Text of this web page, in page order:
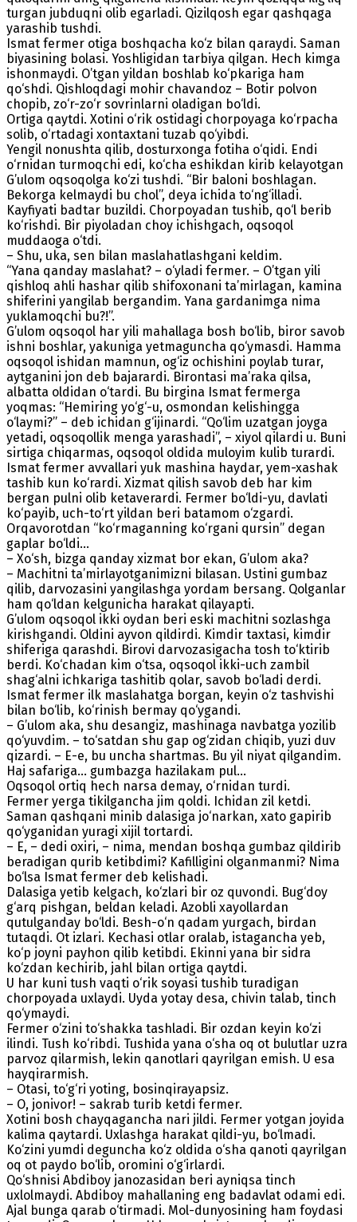
turgan jubduqni olib egarladi. Qizilqosh egar qashqaga
yarashib tushdi.
Ismat fermer otiga boshqacha ko‘z bilan qaraydi. Saman
biyasining bolasi. Yoshligidan tarbiya qilgan. Hech kimga
ishonmaydi. O’tgan yildan boshlab ko‘pkariga ham
qo‘shdi. Qishloqdagi mohir chavandoz – Botir polvon
chopib, zo‘r-zo‘r sovrinlarni oladigan bo‘ldi.
Ortiga qaytdi. Xotini o‘rik ostidagi chorpoyaga ko‘rpacha
solib, o‘rtadagi xontaxtani tuzab qo‘yibdi.
Yengil nonushta qilib, dosturxonga fotiha o‘qidi. Endi
o‘rnidan turmoqchi edi, ko‘cha eshikdan kirib kelayotgan
G’ulom oqsoqolga ko‘zi tushdi. “Bir baloni boshlagan.
Bekorga kelmaydi bu chol”, deya ichida to‘ng‘illadi.
Kayfiyati badtar buzildi. Chorpoyadan tushib, qo‘l berib
ko‘rishdi. Bir piyoladan choy ichishgach, oqsoqol
muddaoga o‘tdi.
– Shu, uka, sen bilan maslahatlashgani keldim.
“Yana qanday maslahat? – o‘yladi fermer. – O’tgan yili
qishloq ahli hashar qilib shifoxonani ta’mirlagan, kamina
shiferini yangilab bergandim. Yana gardanimga nima
yuklamoqchi bu?!”.
G’ulom oqsoqol har yili mahallaga bosh bo‘lib, biror savob
ishni boshlar, yakuniga yetmaguncha qo‘ymasdi. Hamma
oqsoqol ishidan mamnun, og‘iz ochishini poylab turar,
aytganini jon deb bajarardi. Birontasi ma’raka qilsa,
albatta oldidan o‘tardi. Bu birgina Ismat fermerga
yoqmas: “Hemiring yo‘g‘-u, osmondan kelishingga
o‘laymi?” – deb ichidan g‘ijinardi. “Qo‘lim uzatgan joyga
yetadi, oqsoqollik menga yarashadi”, – xiyol qilardi u. Buni
sirtiga chiqarmas, oqsoqol oldida muloyim kulib turardi.
Ismat fermer avvallari yuk mashina haydar, yem-xashak
tashib kun ko‘rardi. Xizmat qilish savob deb har kim
bergan pulni olib ketaverardi. Fermer bo‘ldi-yu, davlati
ko‘payib, uch-to‘rt yildan beri batamom o‘zgardi.
Orqavorotdan “ko‘rmaganning ko‘rgani qursin” degan
gaplar bo‘ldi...
– Xo‘sh, bizga qanday xizmat bor ekan, G’ulom aka?
– Machitni ta’mirlayotganimizni bilasan. Ustini gumbaz
qilib, darvozasini yangilashga yordam bersang. Qolganlar
ham qo‘ldan kelgunicha harakat qilayapti.
G’ulom oqsoqol ikki oydan beri eski machitni sozlashga
kirishgandi. Oldini ayvon qildirdi. Kimdir taxtasi, kimdir
shiferiga qarashdi. Birovi darvozasigacha tosh to‘ktirib
berdi. Ko‘chadan kim o‘tsa, oqsoqol ikki-uch zambil
shag‘alni ichkariga tashitib qolar, savob bo‘ladi derdi.
Ismat fermer ilk maslahatga borgan, keyin o‘z tashvishi
bilan bo‘lib, ko‘rinish bermay qo‘ygandi.
– G’ulom aka, shu desangiz, mashinaga navbatga yozilib
qo‘yuvdim. – to‘satdan shu gap og‘zidan chiqib, yuzi duv
qizardi. – E-e, bu uncha shartmas. Bu yil niyat qilgandim.
Haj safariga... gumbazga hazilakam pul...
Oqsoqol ortiq hech narsa demay, o‘rnidan turdi.
Fermer yerga tikilgancha jim qoldi. Ichidan zil ketdi.
Saman qashqani minib dalasiga jo‘narkan, xato gapirib
qo‘yganidan yuragi xijil tortardi.
– E, – dedi oxiri, – nima, mendan boshqa gumbaz qildirib
beradigan qurib ketibdimi? Kafilligini olganmanmi? Nima
bo‘lsa Ismat fermer deb kelishadi.
Dalasiga yetib kelgach, ko‘zlari bir oz quvondi. Bug‘doy
g‘arq pishgan, beldan keladi. Azobli xayollardan
qutulganday bo‘ldi. Besh-o‘n qadam yurgach, birdan
tutaqdi. Ot izlari. Kechasi otlar oralab, istagancha yeb,
ko‘p joyni payhon qilib ketibdi. Ekinni yana bir sidra
ko‘zdan kechirib, jahl bilan ortiga qaytdi.
U har kuni tush vaqti o‘rik soyasi tushib turadigan
chorpoyada uxlaydi. Uyda yotay desa, chivin talab, tinch
qo‘ymaydi.
Fermer o‘zini to‘shakka tashladi. Bir ozdan keyin ko‘zi
ilindi. Tush ko‘ribdi. Tushida yana o‘sha oq ot bulutlar uzra
parvoz qilarmish, lekin qanotlari qayrilgan emish. U esa
hayqirarmish.
– Otasi, to‘g‘ri yoting, bosinqirayapsiz.
– O, jonivor! – sakrab turib ketdi fermer.
Xotini bosh chayqagancha nari jildi. Fermer yotgan joyida
kalima qaytardi. Uxlashga harakat qildi-yu, bo‘lmadi.
Ko‘zini yumdi deguncha ko‘z oldida o‘sha qanoti qayrilgan
oq ot paydo bo‘lib, oromini o‘g‘irlardi.
Qo‘shnisi Abdiboy janozasidan beri ayniqsa tinch
uxlolmaydi. Abdiboy mahallaning eng badavlat odami edi.
Ajal bunga qarab o‘tirmadi. Mol-dunyosining ham foydasi